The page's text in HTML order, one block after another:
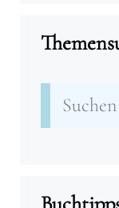
Suchen
nach: